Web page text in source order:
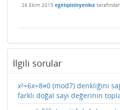
28 Ekim 2015 egetıpisteyenkız
İlgili sorular
x²+6x+8≡0 (mod7) denkliğini
farklı doğal sayı değerinin